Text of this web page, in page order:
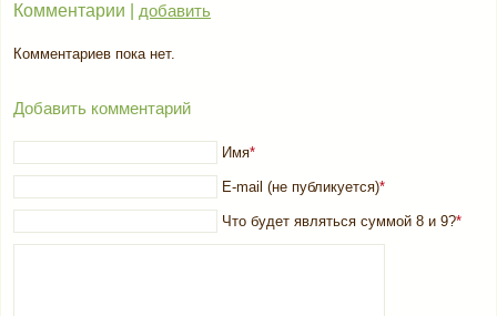
Комментарии | добавить
Комментариев пока нет.
Добавить комментарий
Имя*
E-mail (не публикуется)*
Что будет являться суммой 8 и 9?*